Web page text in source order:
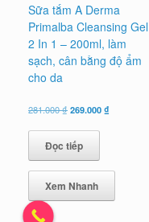
Sữa tắm A Derma
Primalba Cleansing Gel
2 In 1 – 200ml, làm
sạch, cân bằng độ ẩm
cho da
281.000₫Giá
là:
281.000 ₫.
269.000₫
Đọc tiếp
Xem Nhanh